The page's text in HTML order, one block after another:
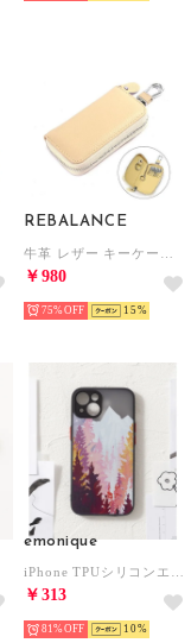
REBALANCE
￥980
75% 15
emonique
￥313
81% 10